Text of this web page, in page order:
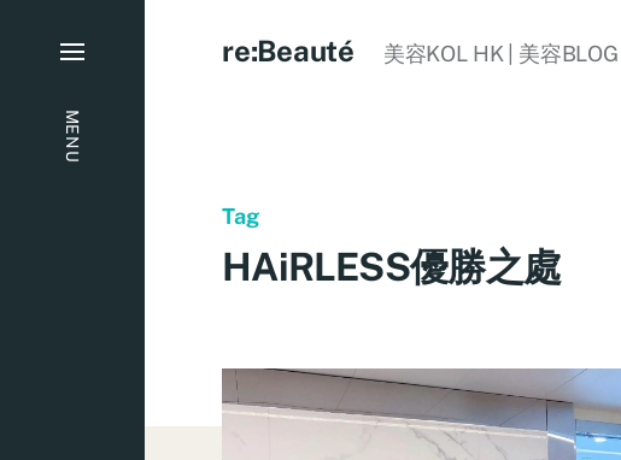
MENU
re:Beauté 美容KOL HK | 美容BLOG
Tag
HAiRLESS優勝之處